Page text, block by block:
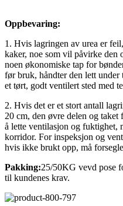
Oppbevaring:
1. Hvis lagringen av urea er
kaker, noe som vil påvirke den
noen økonomiske tap for
før bruk, håndter den lett under
et tørt, godt ventilert sted med
2. Hvis det er et stort antall
20 cm, den øvre delen og
å lette ventilasjon og fuktighet,
korridor. For inspeksjon og
hvis ikke brukt opp, må
Pakking:25/50KG vevd pose
til kundenes krav.